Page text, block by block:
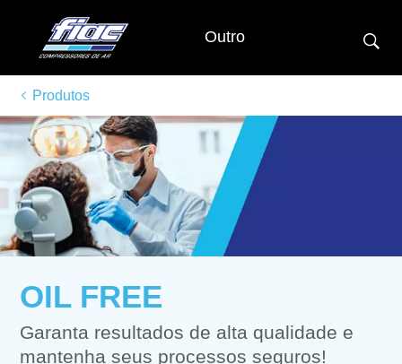
Outro
Produtos
OIL FREE
Garanta resultados de alta qualidade e
mantenha seus processos seguros!